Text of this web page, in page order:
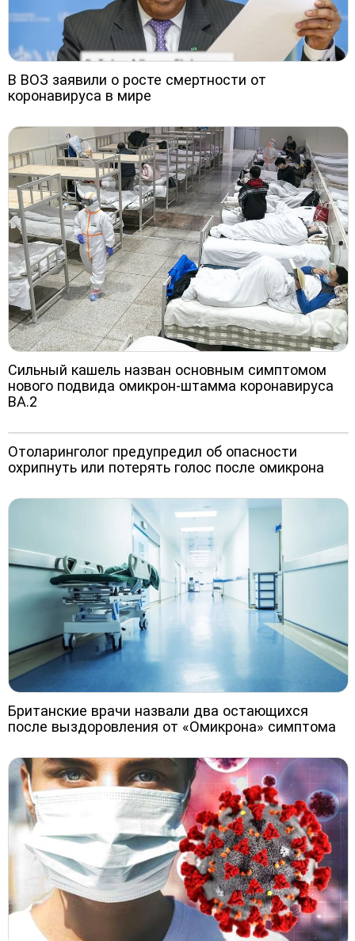
В ВОЗ заявили о росте смертности от
коронавируса в мире
Сильный кашель назван основным симптомом
нового подвида омикрон-штамма коронавируса
BA.2
Отоларинголог предупредил об опасности
охрипнуть или потерять голос после омикрона
Британские врачи назвали два остающихся
после выздоровления от «Омикрона» симптома